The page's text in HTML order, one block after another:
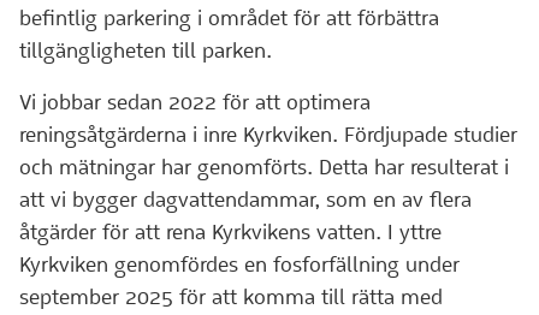
befintlig parkering i området för att förbättra
tillgängligheten till parken.
Vi jobbar sedan 2022 för att optimera
reningsåtgärderna i inre Kyrkviken. Fördjupade studier
och mätningar har genomförts. Detta har resulterat i
att vi bygger dagvattendammar, som en av flera
åtgärder för att rena Kyrkvikens vatten. I yttre
Kyrkviken genomfördes en fosforfällning under
september 2025 för att komma till rätta med